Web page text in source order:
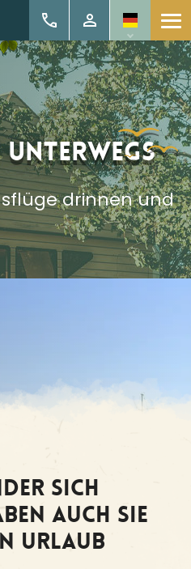
unterwegs
drinnen und
sich
auch Sie
Urlaub